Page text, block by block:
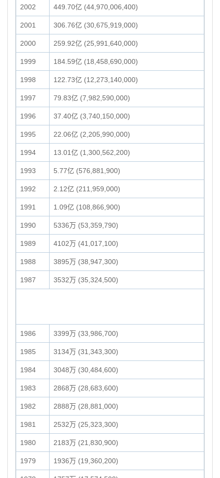
2002 449.70亿 (44,970,006,400)
2001 306.76亿 (30,675,919,000)
2000 259.92亿 (25,991,640,000)
1999 184.59亿 (18,458,690,000)
1998 122.73亿 (12,273,140,000)
1997 79.83亿 (7,982,590,000)
1996 37.40亿 (3,740,150,000)
1995 22.06亿 (2,205,990,000)
1994 13.01亿 (1,300,562,200)
1993 5.77亿 (576,881,900)
1992 2.12亿 (211,959,000)
1991 1.09亿 (108,866,900)
1990 5336万 (53,359,790)
1989 4102万 (41,017,100)
1988 3895万 (38,947,300)
1987 3532万 (35,324,500)
1986 3399万 (33,986,700)
1985 3134万 (31,343,300)
1984 3048万 (30,484,600)
1983 2868万 (28,683,600)
1982 2888万 (28,881,000)
1981 2532万 (25,323,300)
1980 2183万 (21,830,900)
1979 1936万 (19,360,200)